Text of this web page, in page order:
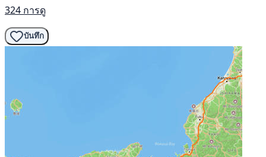
324 การดู
บันทึก